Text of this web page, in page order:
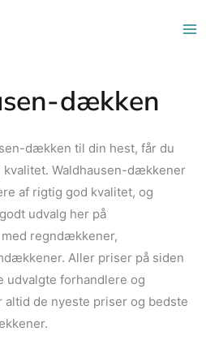
dækken
dækken til din hest, får du
Waldhausen-dækkener
af rigtig god kvalitet, og
udvalg her på
regndækkener,
Aller priser på siden
udvalgte forhandlere og
de nyeste priser og bedste